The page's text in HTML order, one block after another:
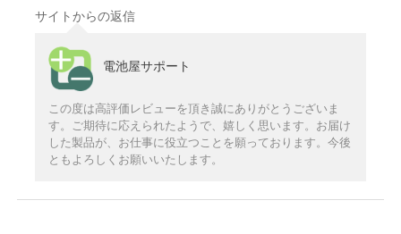
サイトからの返信
電池屋サポート
この度は高評価レビューを頂き誠にありがとうございま
す。ご期待に応えられたようで、嬉しく思います。お届け
した製品が、お仕事に役立つことを願っております。今後
ともよろしくお願いいたします。